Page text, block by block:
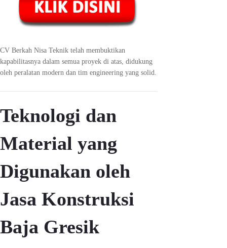
CV Berkah Nisa Teknik telah membuktikan
kapabilitasnya dalam semua proyek di atas, didukung
oleh peralatan modern dan tim engineering yang solid.
Teknologi dan
Material yang
Digunakan oleh
Jasa Konstruksi
Baja Gresik